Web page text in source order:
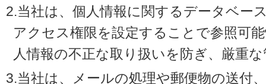
2.当社は、個人情報に関するデータベー
アクセス権限を設定することで参照可
人情報の不正な取り扱いを防ぎ、厳重
3.当社は、メールの処理や郵便物の送付